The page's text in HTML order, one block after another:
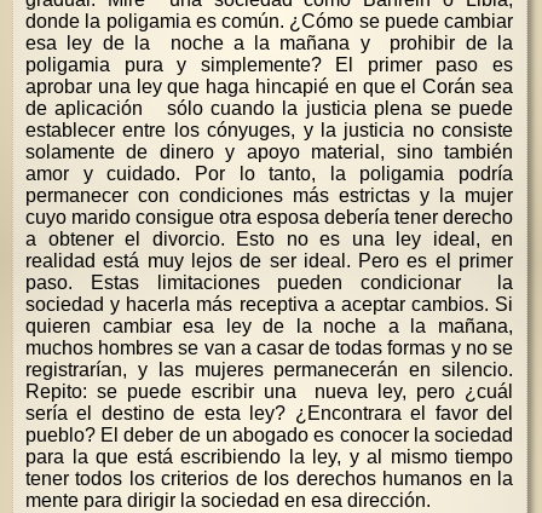
donde la poligamia es común. ¿Cómo se puede cambiar
esa ley de la noche a la mañana y prohibir de la
poligamia pura y simplemente? El primer paso es
aprobar una ley que haga hincapié en que el Corán sea
de aplicación sólo cuando la justicia plena se puede
establecer entre los cónyuges, y la justicia no consiste
solamente de dinero y apoyo material, sino también
amor y cuidado. Por lo tanto, la poligamia podría
permanecer con condiciones más estrictas y la mujer
cuyo marido consigue otra esposa debería tener derecho
a obtener el divorcio. Esto no es una ley ideal, en
realidad está muy lejos de ser ideal. Pero es el primer
paso. Estas limitaciones pueden condicionar la
sociedad y hacerla más receptiva a aceptar cambios. Si
quieren cambiar esa ley de la noche a la mañana,
muchos hombres se van a casar de todas formas y no se
registrarían, y las mujeres permanecerán en silencio.
Repito: se puede escribir una nueva ley, pero ¿cuál
sería el destino de esta ley? ¿Encontrara el favor del
pueblo? El deber de un abogado es conocer la sociedad
para la que está escribiendo la ley, y al mismo tiempo
tener todos los criterios de los derechos humanos en la
mente para dirigir la sociedad en esa dirección.